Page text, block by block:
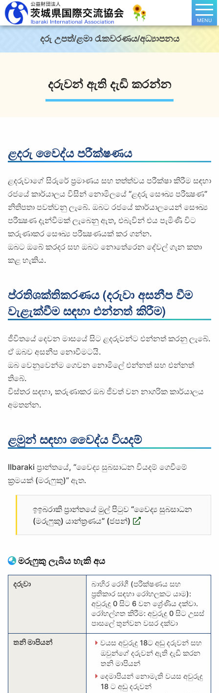
MENU
දරු උපත්/ළමා රැකවරණය/අධ්‍යාපනය
දරුවන් ඇති දැඩි කරන්න
ළදරු වෛද්ය පරීක්ෂණය
ළදරුවාගේ සිරුරේ ප්‍රමාණය සහ තත්ත්වය පරීක්ෂා කිරීම සඳහා
රජයේ කාර්යාලය විසින් නොමිලයේ “ළදරු සෞඛ්‍ය පරීක්‍ෂණ”
නිතිපතා පවත්වනු ලැබේ. ඔබට රජයේ කාර්යාලයෙන් සෞඛ්‍ය
පරීක්‍ෂණ දැන්වීමක් ලැබෙනු ඇත, එබැවින් එය පැමිණි විට
කරුණාකර සෞඛ්‍ය පරීක්‍ෂණයක් කර ගන්න.
ඔබට ඔබේ කරදර සහ ඔබට නොතේරෙන දේවල් ගැන කතා
කළ හැකිය.
ප්රතිශක්තිකරණය (දරුවා අසනීප වීම
වැළැක්වීම සඳහා එන්නත් කිරීම)
ජීවිතයේ දෙවන මාසයේ සිට ළදරුවන්ට එන්නත් කරනු ලැබේ.
ඒ ඔබව අසනීප නොවීමටයි.
ඔබ වෙනුවෙන්ම ගෙවන නොමිලේ එන්නත් සහ එන්නත්
තිබේ.
විස්තර සඳහා, කරුණාකර ඔබ ජීවත් වන නාගරික කාර්යාලය
අමතන්න.
ළමුන් සඳහා වෛද්ය වියදම්
IIbaraki ප්‍රාන්තයේ, “වෛද්‍ය සුබසාධන වියදම් ගෙවීමේ
ක්‍රමයක් (මරුෆුකු)” ඇත.
ඉඉබරාකි ප්‍රාන්තයේ මුල් පිටුව “වෛද්‍ය සුබසාධන
(මරුෆුකු) යාන්ත්‍රණය” (ජපන්)
මරුෆුකු ලැබිය හැකි අය
දරුවා
බාහිර රෝගී (පරීක්ෂණය සහ
ප්‍රතිකාර සඳහා රෝහලකට යාම):
අවුරුදු 0 සිට 6 වන ශ්‍රේණිය දක්වා.
රෝහල්ගත කිරීම: අවුරුදු 0 සිට උසස්
පාසලේ තුන්වන වසර දක්වා
තනි මාපියන්
වයස අවුරුදු 18ට අඩු දරුවන් සහ
ඔවුන්ගේ දරුවන් ඇති දැඩි කරන
තනි මාපියන්
දෙමාපියන් නොමැති වයස අවුරුදු
18 ට අඩු දරුවන්